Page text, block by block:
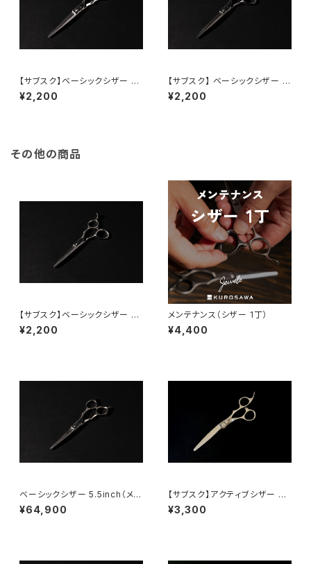
【サブスク】ベーシックシザー 6.
0inch（メガネ）
¥2,200
【サブスク】 ベーシックシザー 6.
0inch（オフセット）
¥2,200
その他の商品
【サブスク】ベーシックシザー 5.
5inch（オフセット）
¥2,200
メンテナンス（シザー 1丁）
¥4,400
ベーシックシザー 5.5inch（メガ
ネ）
¥64,900
【サブスク】アクティブシザー 6.
5inch（オフセット）
¥3,300